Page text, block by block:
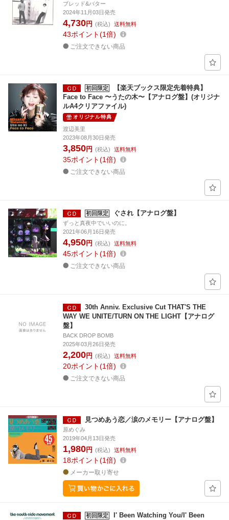
ブレッド&バター
2024年11月03日発売
4,730円 (税込) 送料無料
43ポイント 1倍
ご注文できない商品
初回限定
【楽天ブックス限定先着特典】
Face to Face 〜うたの木〜【アナログ盤】(オリジナ
ルA4クリアファイル)
オリジナル特典
渡辺美里
2023年08月30日発売
3,850円 (税込) 送料無料
35ポイント 1倍
ご注文できない商品
初回限定 ぐされ【アナログ盤】
ずっと真夜中でいいのに。
2021年06月16日発売
4,950円 (税込) 送料無料
45ポイント 1倍
ご注文できない商品
30th Anniv. Exclusive Cut THAT'S THE
WAY WE UNITE/TURN ON THE LIGHT【アナログ
盤】
BACK DROP BOMB
2025年03月26日発売
2,200円 (税込) 送料無料
20ポイント 1倍
ご注文できない商品
見つめあう恋／涙のメモリー【アナログ盤】
原めぐみ
2019年04月13日発売
1,980円 (税込) 送料無料
18ポイント 1倍
メーカー取り寄せ
初回限定
I' Been Watching You/I' Been